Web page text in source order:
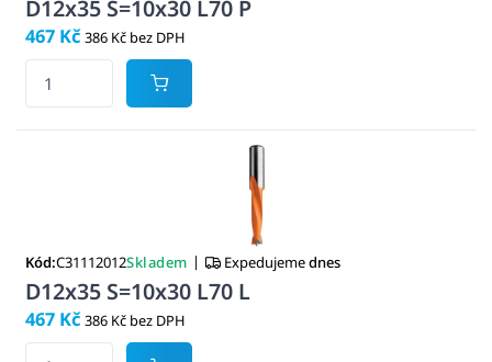
D12x35 S=10x30 L70 P
467 Kč 386 Kč bez DPH
Kód:C31112012Skladem | Expedujemednes
D12x35 S=10x30 L70 L
467 Kč 386 Kč bez DPH